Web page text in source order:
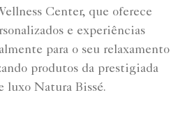
Center, que oferece
e experiências
para o seu relaxamento
produtos da prestigiada
luxo Natura Bissé.